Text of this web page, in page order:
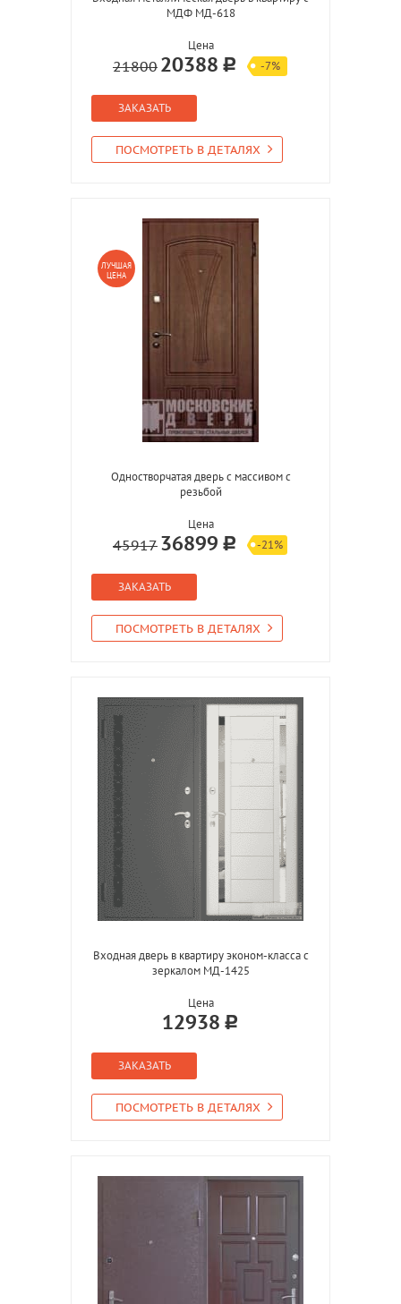
МДФ МД-618
Цена
21800 20388 -7%
ЗАКАЗАТЬ
ПОСМОТРЕТЬ В ДЕТАЛЯХ
ЛУЧШАЯ
ЦЕНА
Одностворчатая дверь с массивом с
резьбой
Цена
45917 36899 -21%
ЗАКАЗАТЬ
ПОСМОТРЕТЬ В ДЕТАЛЯХ
Входная дверь в квартиру эконом-класса с
зеркалом МД-1425
Цена
12938
ЗАКАЗАТЬ
ПОСМОТРЕТЬ В ДЕТАЛЯХ